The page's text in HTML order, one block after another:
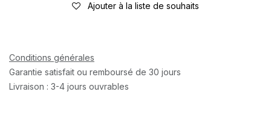
Ajouter à la liste de souhaits
Conditions générales
Garantie satisfait ou remboursé de 30 jours
Livraison : 3-4 jours ouvrables